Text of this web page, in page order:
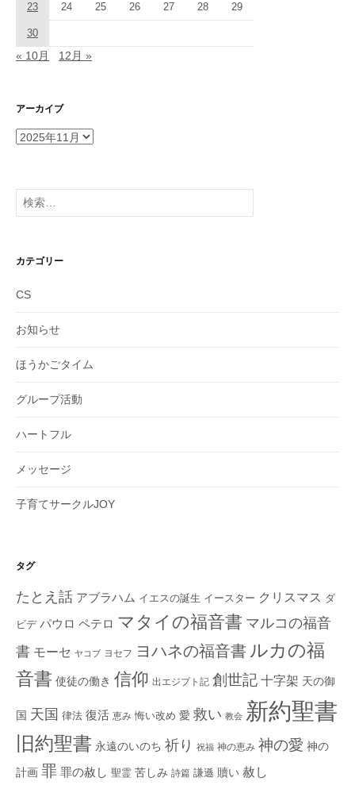
23 24 25 26 27 28 29
30
« 10月 12月 »
アーカイブ
ア
イ
ブ
検
索:
カテゴリー
CS
お知らせ
ほうかごタイム
グループ活動
ハートフル
メッセージ
子育てサークルJOY
タグ
たとえ話 アブラハム イエスの誕生 イースター クリスマス ダ
ビデ パウロ ペテロ マタイの福音書 マルコの福音
書 モーセ ヤコブ ヨセフ ヨハネの福音書 ルカの福
音書 使徒の働き 信仰 出エジプト記 創世記 十字架 天の御
国 天国 律法 復活 恵み 悔い改め 愛 救い 教会 新約聖書
旧約聖書 永遠のいのち 祈り 祝福 神の恵み 神の愛 神の
計画 罪 罪の赦し 聖霊 苦しみ 詩篇 謙遜 贖い 赦し